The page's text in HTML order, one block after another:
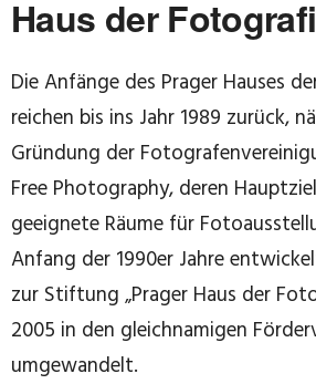
Haus der
Die Anfänge des Prager Hauses
reichen bis ins Jahr 1989 zurück,
Gründung der
Free Photography, deren
geeignete Räume für
Anfang der 1990er Jahre
zur Stiftung „Prager Haus der
2005 in den gleichnamigen
umgewandelt.